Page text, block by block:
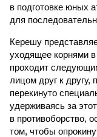
в подготовке юных
для
Керешу
уходящее корнями в
проходит
лицом друг к другу,
перекинуто
удерживаясь за
в противоборство,
том, чтобы